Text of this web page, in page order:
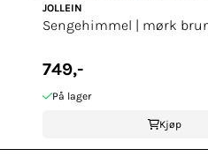
JOLLEIN
Sengehimmel | mørk
749,-
På lager
Kjøp